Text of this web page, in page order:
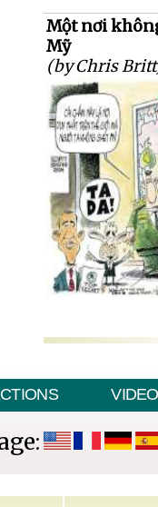
Một nơi
Mỹ
(by Chris
VIDEO